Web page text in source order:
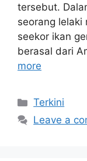
tersebut.
seorang lelaki
seekor ikan
berasal dari
more
Categories
Terkini
Leave a